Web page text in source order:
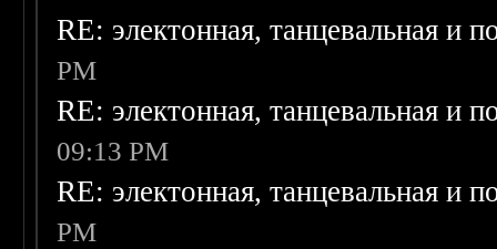
RE: электонная, танцевальная и
PM
RE: электонная, танцевальная и
09:13 PM
RE: электонная, танцевальная и
PM